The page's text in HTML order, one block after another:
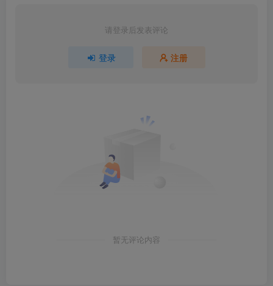
请登录后发表评论
登录 注册
暂无评论内容